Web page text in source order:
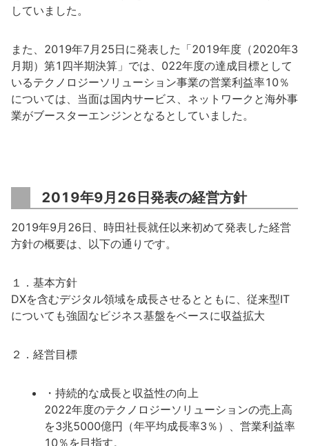
していました。
また、2019年7月25日に発表した「2019年度（2020年3
月期）第1四半期決算」では、022年度の達成目標として
いるテクノロジーソリューション事業の営業利益率10％
については、当面は国内サービス、ネットワークと海外事
業がブースターエンジンとなるとしていました。
2019年9月26日発表の経営方針
2019年9月26日、時田社長就任以来初めて発表した経営
方針の概要は、以下の通りです。
１．基本方針
DXを含むデジタル領域を成長させるとともに、従来型IT
についても強固なビジネス基盤をベースに収益拡大
２．経営目標
・持続的な成長と収益性の向上
2022年度のテクノロジーソリューションの売上高
を3兆5000億円（年平均成長率3％）、営業利益率
10％を目指す。